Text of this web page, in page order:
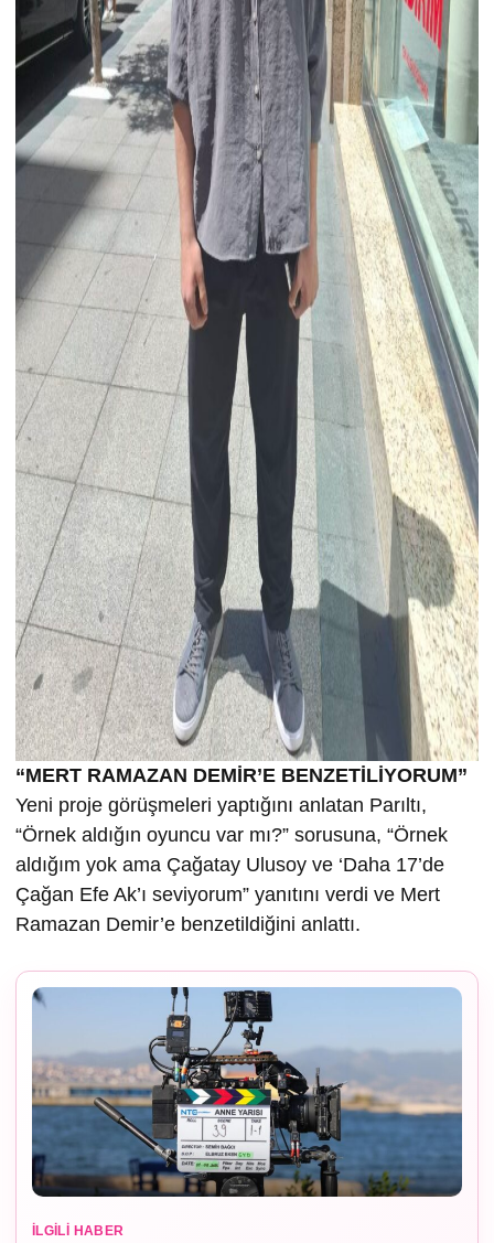
“MERT RAMAZAN DEMİR’E BENZETİLİYORUM”
Yeni proje görüşmeleri yaptığını anlatan Parıltı,
“Örnek aldığın oyuncu var mı?” sorusuna, “Örnek
aldığım yok ama Çağatay Ulusoy ve ‘Daha 17’de
Çağan Efe Ak’ı seviyorum” yanıtını verdi ve Mert
Ramazan Demir’e benzetildiğini anlattı.
İLGILI HABER